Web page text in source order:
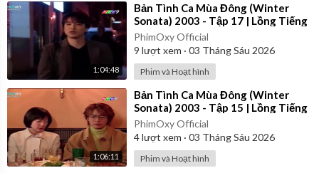
1:04:48
⁣Bản Tình Ca Mùa Đông (Winter
Sonata) 2003 - Tập 17 | Lồng Tiếng
PhimOxy Official
9 lượt xem · 03 Tháng Sáu 2026
Phim và Hoạt hình
1:06:11
⁣Bản Tình Ca Mùa Đông (Winter
Sonata) 2003 - Tập 15 | Lồng Tiếng
PhimOxy Official
4lượt xem · 03 Tháng Sáu 2026
Phim và Hoạt hình